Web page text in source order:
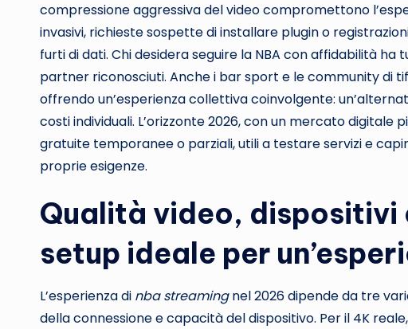
compressione aggressiva del video compromettono
invasivi, richieste sospette di installare plugin o
furti di dati. Chi desidera seguire la NBA con affidabilità ha
partner riconosciuti. Anche i bar sport e le community di
offrendo un’esperienza collettiva coinvolgente:
costi individuali. L’orizzonte 2026, con un mercato
gratuite temporanee o parziali, utili a testare servizi e
proprie esigenze.
Qualità video, dispositivi
setup ideale per
L’esperienza di nba streamingnel 2026 dipende da tre
della connessione e capacità del dispositivo. Per il 4K